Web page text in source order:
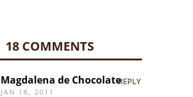
18 COMMENTS
Magdalena de Chocolate
JAN 18, 2011
REPLY